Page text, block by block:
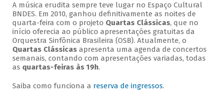
A música erudita sempre teve lugar no Espaço Cultural
BNDES. Em 2010, ganhou definitivamente as noites de
quarta-feira com o projeto Quartas Clássicas, que no
início oferecia ao público apresentações gratuitas da
Orquestra Sinfônica Brasileira (OSB). Atualmente, o
Quartas Clássicasapresenta uma agenda de concertos
semanais, contando com apresentações variadas, todas
as quartas-feiras às 19h.
Saiba como funciona a reserva de ingressos.